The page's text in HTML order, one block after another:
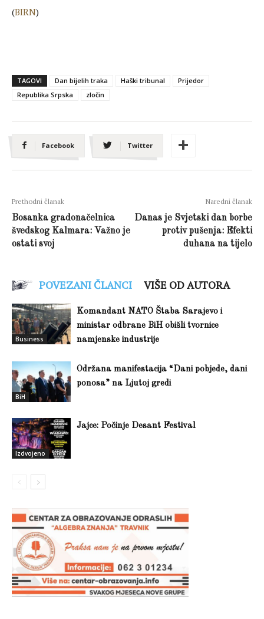
(BIRN)
TAGOVI Dan bijelih traka Haški tribunal
Prijedor
Republika Srpska
zločin
Facebook Twitter
Prethodni članak
Bosanka gradonačelnica
švedskog Kalmara: Važno je
ostati svoj
Naredni članak
Danas je Svjetski dan borbe
protiv pušenja: Efekti
duhana na tijelo
POVEZANI ČLANCI VIŠE OD AUTORA
Business
Komandant NATO Štaba Sarajevo i
ministar odbrane BiH obišli tvornice
namjenske industrije
BiH
Održana manifestacija “Dani pobjede, dani
ponosa” na Ljutoj gredi
Izdvojeno
Jajce: Počinje Desant Festival